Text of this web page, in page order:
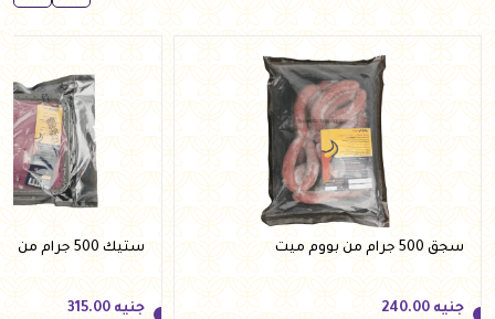
سجق 500 جرام من بووم ميت
جنيه 240.00
ستيك 500 جرام من بووم ميت
جنيه 315.00